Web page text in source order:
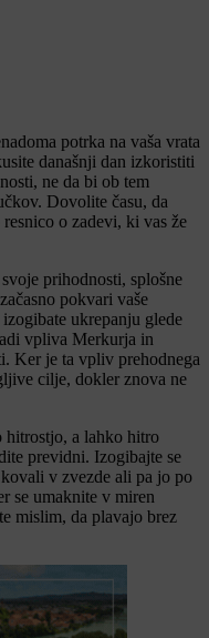
potrka na vaša vrata
današnji dan izkoristiti
ne da bi ob tem
Dovolite času, da
o zadevi, ki vas že
prihodnosti, splošne
pokvari vaše
ukrepanju glede
vpliva Merkurja in
Ker je ta vpliv prehodnega
cilje, dokler znova ne
hitrostjo, a lahko hitro
previdni. Izogibajte se
v zvezde ali pa jo po
se umaknite v miren
mislim, da plavajo brez